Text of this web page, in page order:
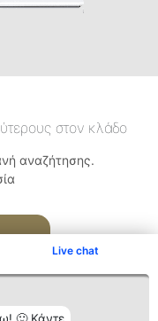
Live chat
στον κλάδο
αναζήτησης.